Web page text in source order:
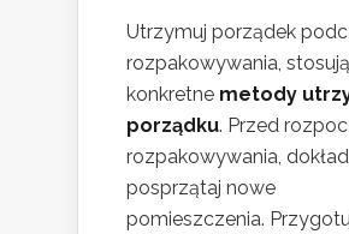
Utrzymuj porządek
rozpakowywania,
konkretne metody
porządku. Przed
rozpakowywania,
posprzątaj nowe
pomieszczenia.